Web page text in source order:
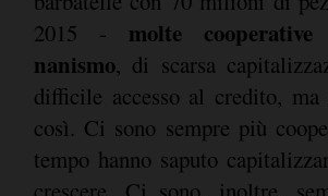
2015 - molte
nanismo, di scarsa
difficile accesso al credito, ma
così. Ci sono sempre più
tempo hanno saputo